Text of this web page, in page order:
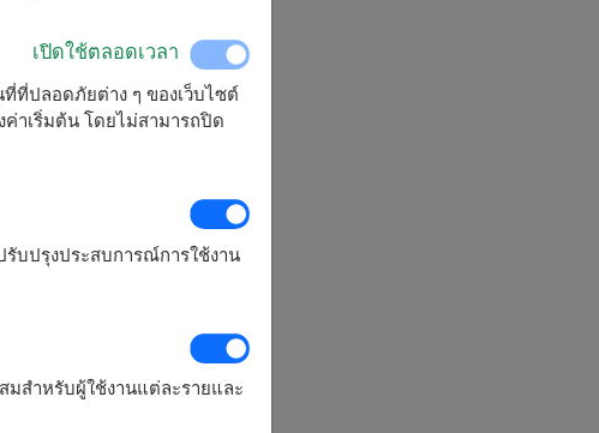
เปิดใช้ตลอดเวลา
ที่ที่ปลอดภัยต่าง ๆ ของเว็บไซต์
าเริ่มต้น โดยไม่สามารถปิด
รับปรุงประสบการณ์การใช้งาน
สำหรับผู้ใช้งานแต่ละรายและ